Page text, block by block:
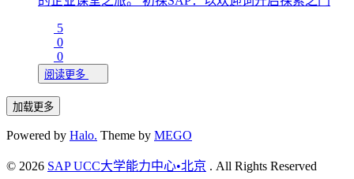
5
0
0
阅读更多
加载更多
Powered by Halo. Theme by MEGO
© 2026 SAP UCC大学能力中心•北京 . All Rights Reserved